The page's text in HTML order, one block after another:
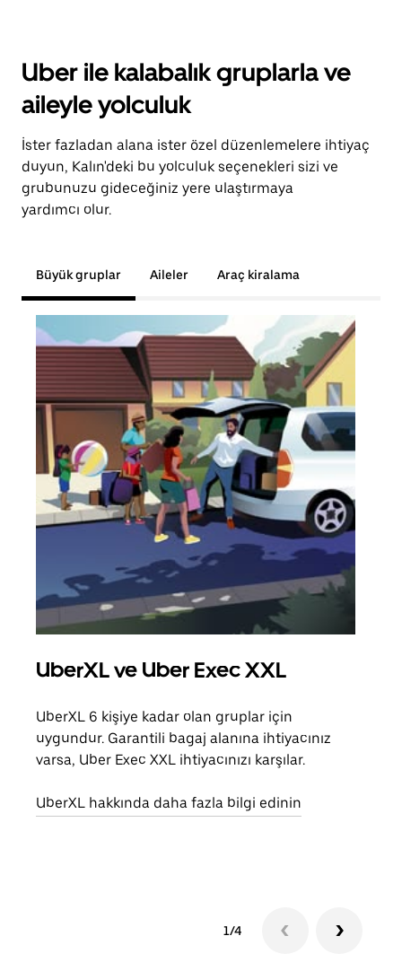
Uber ile kalabalık gruplarla ve
aileyle yolculuk
İster fazladan alana ister özel düzenlemelere ihtiyaç
duyun, Kalın'deki bu yolculuk seçenekleri sizi ve
grubunuzu gideceğiniz yere ulaştırmaya
yardımcı olur.
Büyük gruplar Aileler Araç kiralama
UberXL ve Uber Exec XXL
UberXL 6 kişiye kadar olan gruplar için
uygundur. Garantili bagaj alanına ihtiyacınız
varsa, Uber Exec XXL ihtiyacınızı karşılar.
UberXL hakkında daha fazla bilgi edinin
1/4